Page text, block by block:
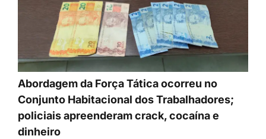
Abordagem da Força Tática ocorreu no
Conjunto Habitacional dos Trabalhadores;
policiais apreenderam crack, cocaína e
dinheiro